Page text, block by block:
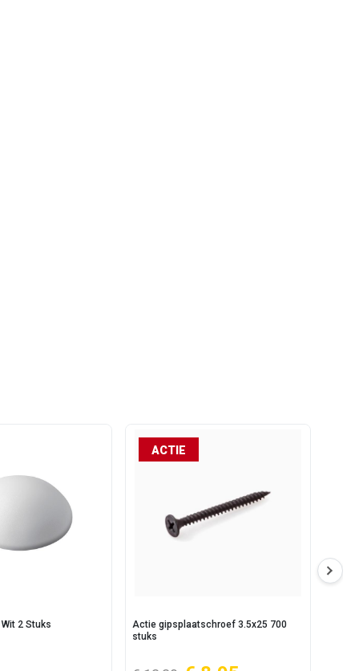
2 Stuks
ACTIE
Actie gipsplaatschroef 3.5x25 700
stuks